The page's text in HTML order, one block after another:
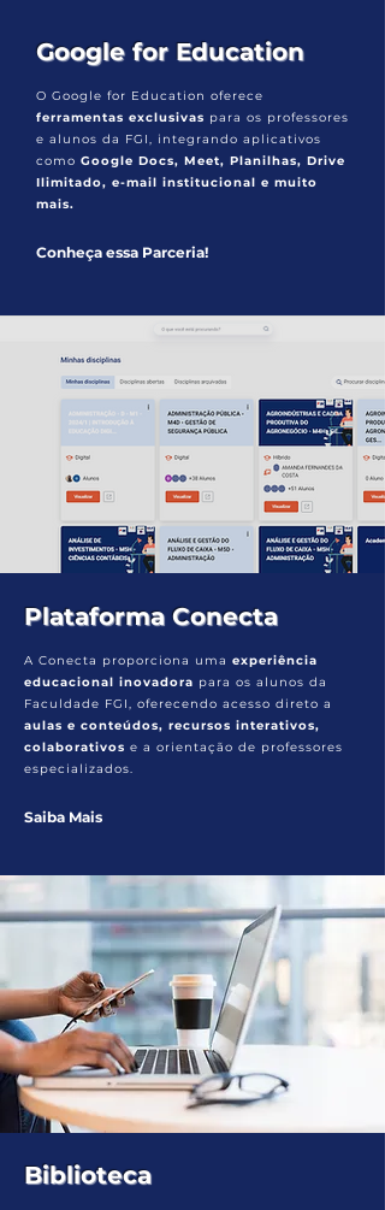
Google for Education
O Google for Education oferece
ferramentas exclusivas para os professores
e alunos da FGI, integrando aplicativos
como Google Docs, Meet, Planilhas, Drive
Ilimitado, e-mail institucional e muito
mais.
Conheça essa Parceria!
Plataforma Conecta
A Conecta proporciona uma experiência
educacional inovadora para os alunos da
Faculdade FGI, oferecendo acesso direto a
aulas e conteúdos, recursos interativos,
colaborativos e a orientação de professores
especializados.
Saiba Mais
Biblioteca